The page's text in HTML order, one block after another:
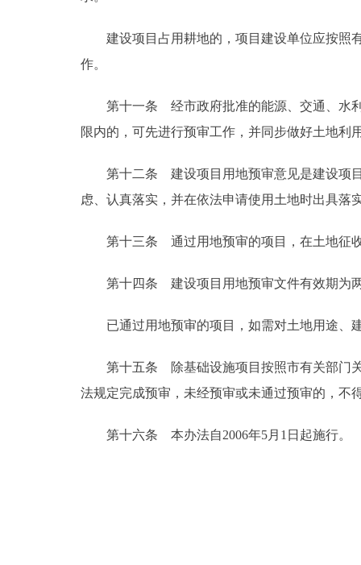
建设项目占用耕地的，项目建设单位应按照有
作。
第十一条 经市政府批准的能源、交通、水利
限内的，可先进行预审工作，并同步做好土地利
第十二条 建设项目用地预审意见是建设项目
虑、认真落实，并在依法申请使用土地时出具落
第十三条 通过用地预审的项目，在土地征收
第十四条 建设项目用地预审文件有效期为两
已通过用地预审的项目，如需对土地用途、
第十五条 除基础设施项目按照市有关部门关
法规定完成预审，未经预审或未通过预审的，不
第十六条 本办法自2006年5月1日起施行。